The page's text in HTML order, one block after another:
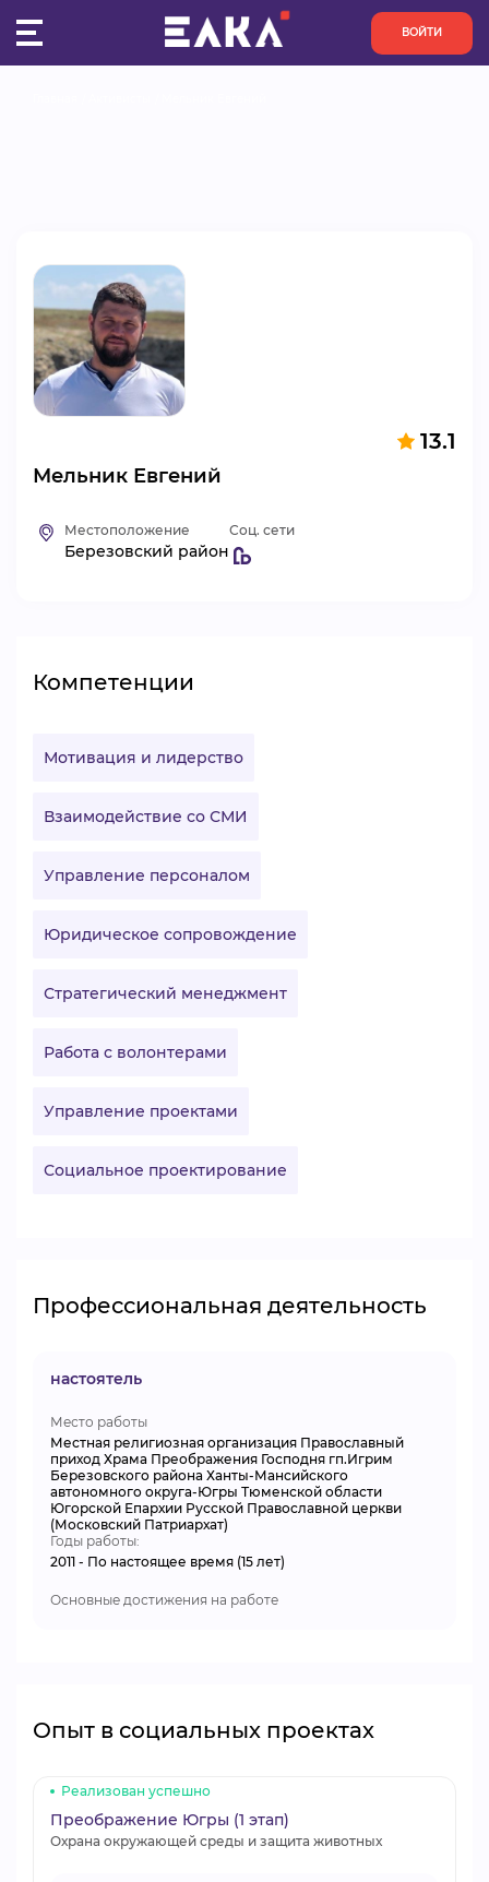
ВОЙТИ
АКТИВИСТЫ
ПРОЕКТЫ
АНАЛИТИКА
БАЗА ЗНАНИЙ
13.1
Мельник Евгений
Местоположение
Березовский район
Соц. сети
Компетенции
Мотивация и лидерство
Взаимодействие со СМИ
Управление персоналом
Юридическое сопровождение
Стратегический менеджмент
Работа с волонтерами
Управление проектами
Социальное проектирование
Профессиональная деятельность
настоятель
Место работы
Местная религиозная организация Православный
приход Храма Преображения Господня гп.Игрим
Березовского района Ханты-Мансийского
автономного округа-Югры Тюменской области
Югорской Епархии Русской Православной церкви
(Московский Патриархат)
Годы работы:
2011 - По настоящее время (15 лет)
Основные достижения на работе
Опыт в социальных проектах
Реализован успешно
Преображение Югры (1 этап)
Охрана окружающей среды и защита животных